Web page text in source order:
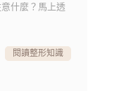
什麼？馬上透
閱讀整形知識